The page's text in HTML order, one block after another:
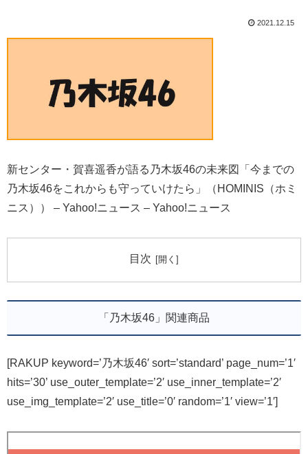
2021.12.15
新センター・賀喜遥香が語る乃木坂46の未来図「今までの
乃木坂46をこれからも守っていけたら」（HOMINIS（ホミ
ニス）） – Yahoo!ニュース – Yahoo!ニュース
目次
「乃木坂46」関連商品
[RAKUP keyword=’乃木坂46′ sort=’standard’ page_num=’1′
hits=’30’ use_outer_template=’2′ use_inner_template=’2′
use_img_template=’2′ use_title=’0′ random=’1′ view=’1′]